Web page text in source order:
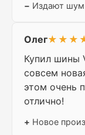
− Издают шум
Олег
Купил шины
совсем
этом очень
отлично!
+ Новое